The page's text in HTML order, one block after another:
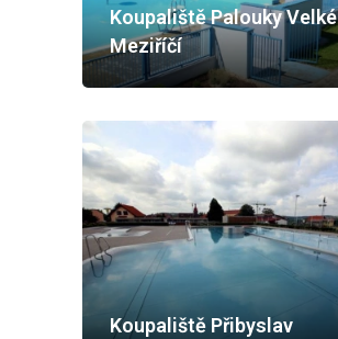
Koupaliště Palouky Velké
Meziříčí
Koupaliště Přibyslav